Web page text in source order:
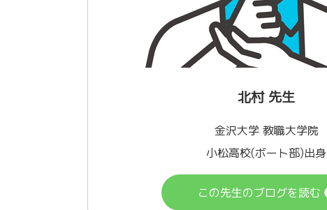
北村 先生
金沢大学 教職大学院
小松高校(ボート部)出身
この先生のブログを読む